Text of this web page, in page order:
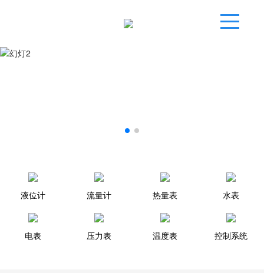
液位计 流量计 热量表 水表
电表 压力表 温度表 控制系统